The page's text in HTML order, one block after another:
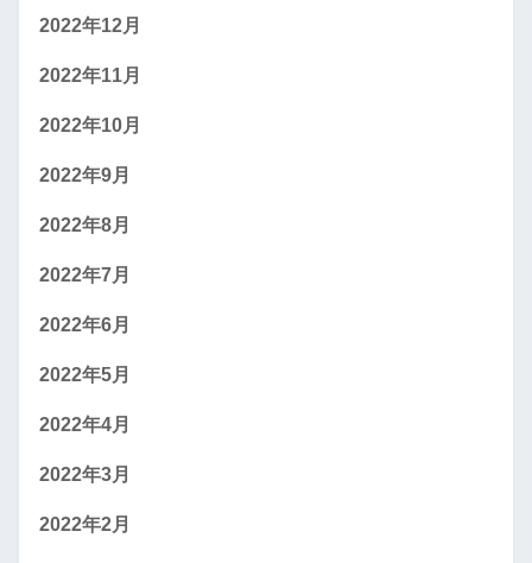
2022年12月
2022年11月
2022年10月
2022年9月
2022年8月
2022年7月
2022年6月
2022年5月
2022年4月
2022年3月
2022年2月